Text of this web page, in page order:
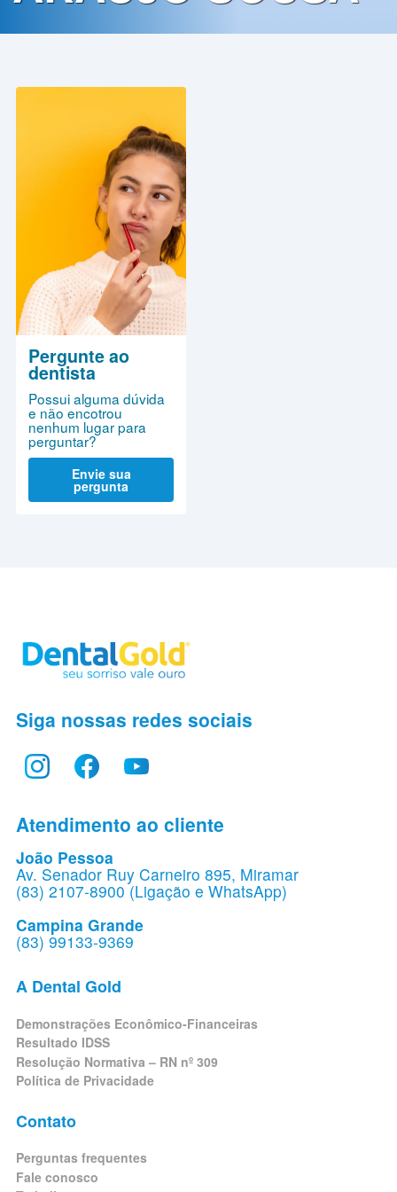
de
Pergunte ao
dentista
Possui alguma dúvida
e não encotrou
nenhum lugar para
perguntar?
Envie sua
pergunta
Siga nossas redes sociais
Atendimento ao cliente
João Pessoa
Av. Senador Ruy Carneiro 895, Miramar
(83) 2107-8900 (Ligação e WhatsApp)
Campina Grande
(83) 99133-9369
A Dental Gold
Demonstrações Econômico-Financeiras
Resultado IDSS
Resolução Normativa – RN nº 309
Política de Privacidade
Contato
Perguntas frequentes
Fale conosco